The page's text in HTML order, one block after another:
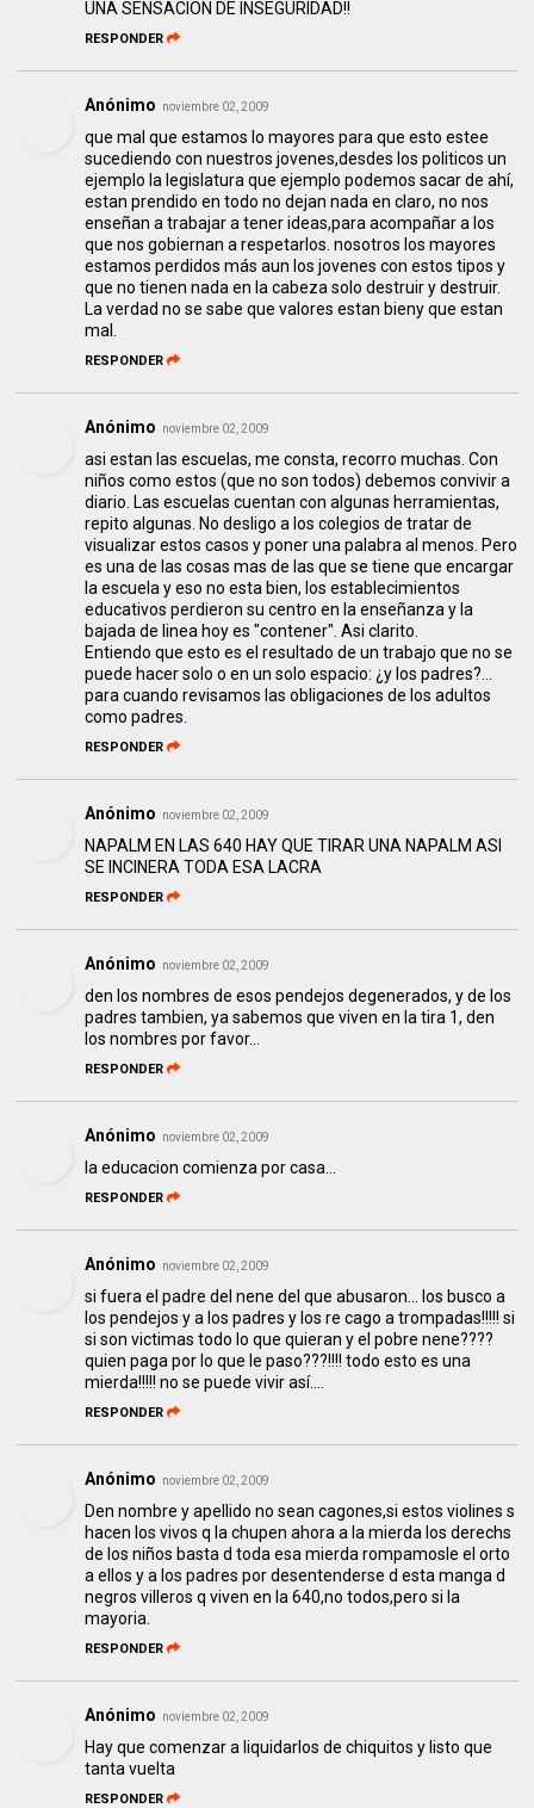
UNA SENSACION DE INSEGURIDAD!!
RESPONDER
Anónimo noviembre 02, 2009
que mal que estamos lo mayores para que esto estee
sucediendo con nuestros jovenes,desdes los politicos un
ejemplo la legislatura que ejemplo podemos sacar de ahí,
estan prendido en todo no dejan nada en claro, no nos
enseñan a trabajar a tener ideas,para acompañar a los
que nos gobiernan a respetarlos. nosotros los mayores
estamos perdidos más aun los jovenes con estos tipos y
que no tienen nada en la cabeza solo destruir y destruir.
La verdad no se sabe que valores estan bieny que estan
mal.
RESPONDER
Anónimo noviembre 02, 2009
asi estan las escuelas, me consta, recorro muchas. Con
niños como estos (que no son todos) debemos convivir a
diario. Las escuelas cuentan con algunas herramientas,
repito algunas. No desligo a los colegios de tratar de
visualizar estos casos y poner una palabra al menos. Pero
es una de las cosas mas de las que se tiene que encargar
la escuela y eso no esta bien, los establecimientos
educativos perdieron su centro en la enseñanza y la
bajada de linea hoy es "contener". Asi clarito.
Entiendo que esto es el resultado de un trabajo que no se
puede hacer solo o en un solo espacio: ¿y los padres?...
para cuando revisamos las obligaciones de los adultos
como padres.
RESPONDER
Anónimo noviembre 02, 2009
NAPALM EN LAS 640 HAY QUE TIRAR UNA NAPALM ASI
SE INCINERA TODA ESA LACRA
RESPONDER
Anónimo noviembre 02, 2009
den los nombres de esos pendejos degenerados, y de los
padres tambien, ya sabemos que viven en la tira 1, den
los nombres por favor...
RESPONDER
Anónimo noviembre 02, 2009
la educacion comienza por casa...
RESPONDER
Anónimo noviembre 02, 2009
si fuera el padre del nene del que abusaron... los busco a
los pendejos y a los padres y los re cago a trompadas!!!!! si
si son victimas todo lo que quieran y el pobre nene????
quien paga por lo que le paso???!!!! todo esto es una
mierda!!!!! no se puede vivir así....
RESPONDER
Anónimo noviembre 02, 2009
Den nombre y apellido no sean cagones,si estos violines s
hacen los vivos q la chupen ahora a la mierda los derechs
de los niños basta d toda esa mierda rompamosle el orto
a ellos y a los padres por desentenderse d esta manga d
negros villeros q viven en la 640,no todos,pero si la
mayoria.
RESPONDER
Anónimo noviembre 02, 2009
Hay que comenzar a liquidarlos de chiquitos y listo que
tanta vuelta
RESPONDER